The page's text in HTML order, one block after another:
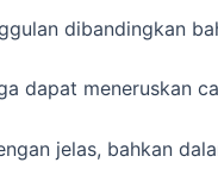
dibandingkan
dapat meneruskan
jelas, bahkan